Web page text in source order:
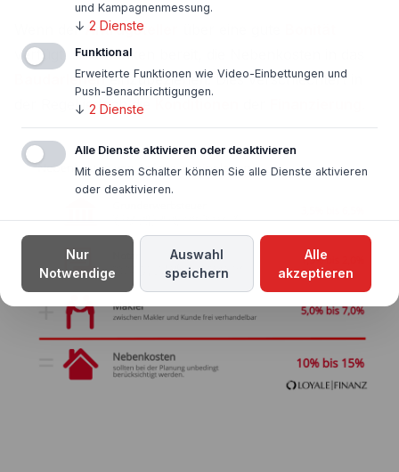
Wenn der Antragsteller
verfügt, sind Banken bereit, die Nebenkosten in das
Baudarleheneinzubeziehen. Dies verschlechtert in
der Regel jedoch die
und Kampagnenmessung.
↓ 2 Dienste
Funktional
Erweiterte Funktionen wie Video-Einbettungen und
Push-Benachrichtigungen.
↓ 2 Dienste
Alle Dienste aktivieren oder deaktivieren
Mit diesem Schalter können Sie alle Dienste aktivieren
oder deaktivieren.
Nur
Notwendige
Auswahl
speichern
Alle
akzeptieren